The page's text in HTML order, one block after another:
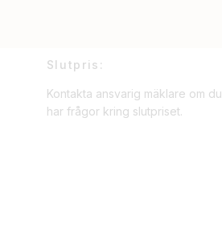
Slutpris:
Kontakta ansvarig mäklare om du
har frågor kring slutpriset.